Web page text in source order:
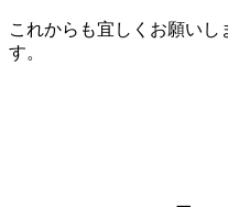
これからも宜しくお願いし
す。